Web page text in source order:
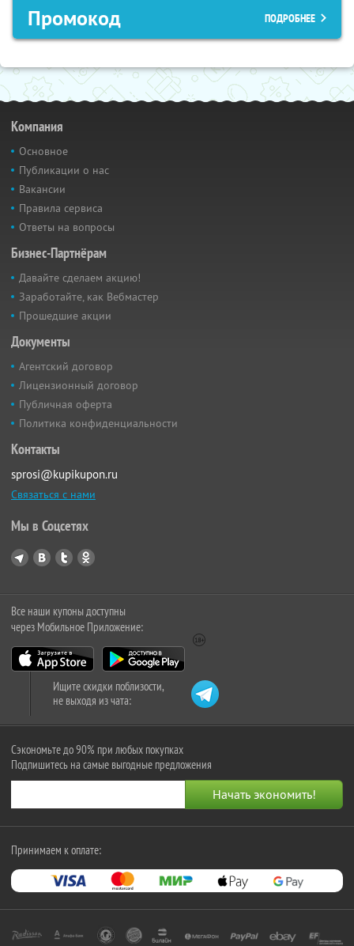
Промокод ПОДРОБНЕЕ
Компания
Основное
Публикации о нас
Вакансии
Правила сервиса
Ответы на вопросы
Бизнес-Партнёрам
Давайте сделаем акцию!
Заработайте, как Вебмастер
Прошедшие акции
Документы
Агентский договор
Лицензионный договор
Публичная оферта
Политика конфиденциальности
Контакты
sprosi@kupikupon.ru
Связаться с нами
Мы в Соцсетях
Все наши купоны доступны
через Мобильное Приложение:
Ищите скидки поблизости,
не выходя из чата:
Сэкономьте до 90% при любых покупках
Подпишитесь на самые выгодные предложения
Принимаем к оплате: